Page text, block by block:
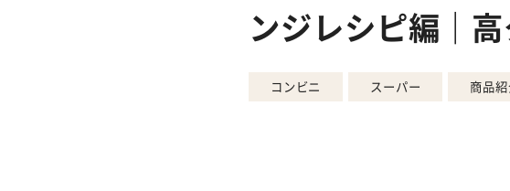
ンジレシピ編｜
コンビニ スーパー 商品紹